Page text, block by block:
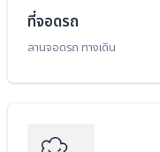
ที่จอดรถ
ลานจอดรถ ทางเดิน